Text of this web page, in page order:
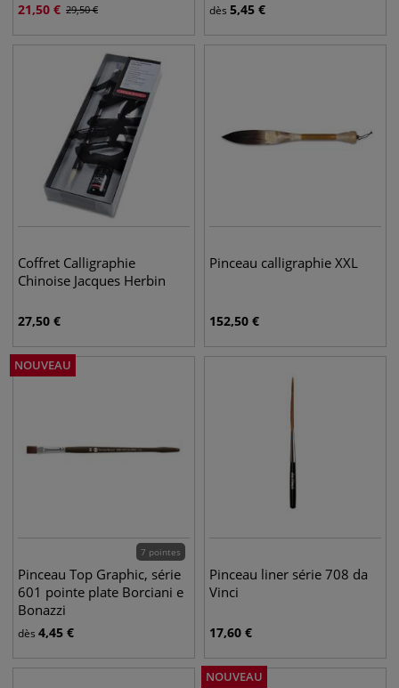
21,50 € 29,50€ dès 5,45 €
Coffret Calligraphie
Chinoise Jacques Herbin
27,50 €
Pinceau calligraphie XXL
152,50 €
NOUVEAU
7 pointes
Pinceau Top Graphic, série
601 pointe plate Borciani e
Bonazzi
dès 4,45 €
Pinceau liner série 708 da
Vinci
17,60 €
NOUVEAU